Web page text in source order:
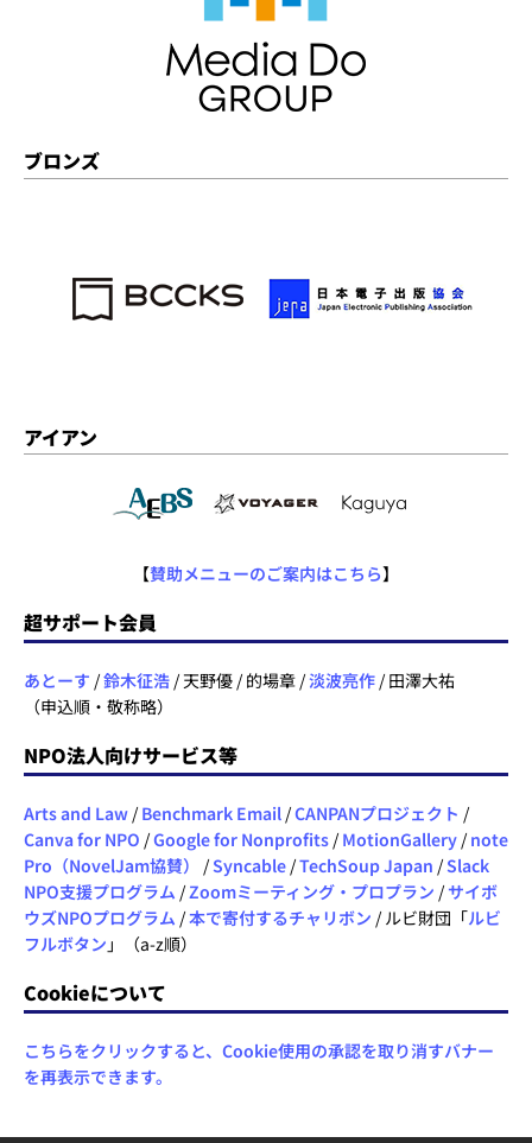
ブロンズ
アイアン
【賛助メニューのご案内はこちら】
超サポート会員
あとーす /鈴木征浩 / 天野優 / 的場章 /淡波亮作 / 田澤大祐
（申込順・敬称略）
NPO法人向けサービス等
Arts and Law / Benchmark Email /CANPANプロジェクト /
Canva for NPO /Google for Nonprofits / MotionGallery / note
Pro（NovelJam協賛）
/Syncable /TechSoup Japan /Slack
NPO支援プログラム /Zoomミーティング・プロプラン /サイボ
ウズNPOプログラム /本で寄付するチャリボン / ルビ財団「ルビ
フルボタン 」（a-z順）
Cookieについて
こちらをクリックすると、Cookie使用の承認を取り消すバナー
を再表示できます。